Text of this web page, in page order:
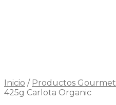
Inicio / Productos Gourmet
425g Carlota Organic